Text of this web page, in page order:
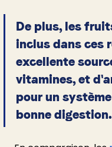
De plus, les
inclus dans ces
excellente
vitamines, et
pour un
bonne digestion.